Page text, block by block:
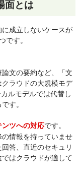
面とは
に成立しないケースが
す。
文の要約など、「文
ラウドの大規模モデ
ルモデルでは代替し
す。
ツへの対応です。
情報を持っていませ
答、直近のセキュリ
はクラウドが適して